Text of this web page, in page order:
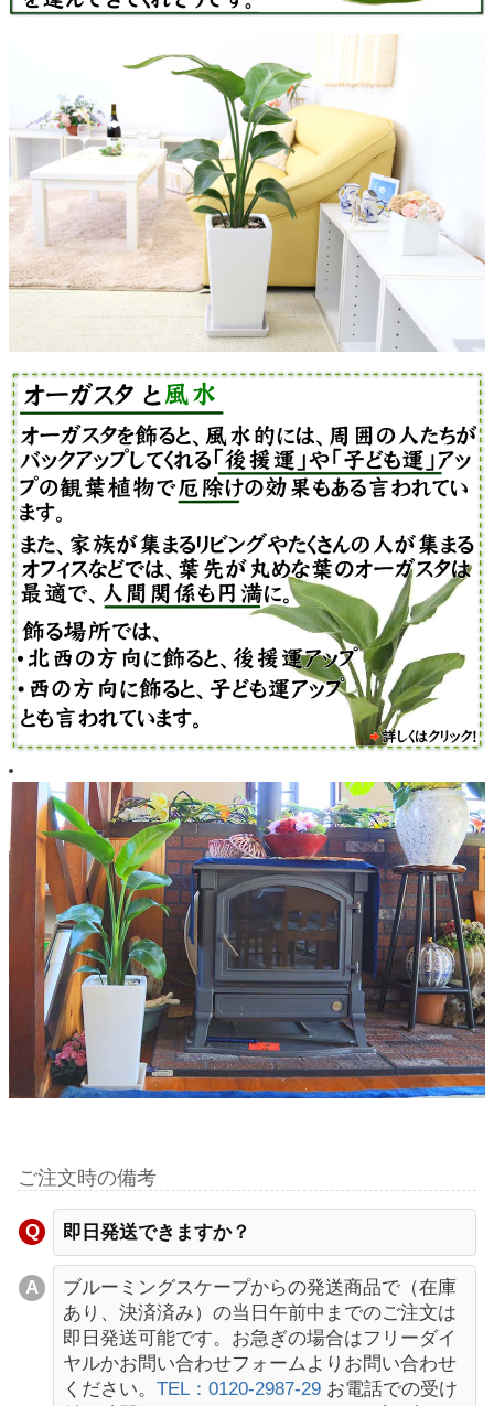
ご注文時の備考
即日発送できますか？
ブルーミングスケープからの発送商品で（在庫
あり、決済済み）の当日午前中までのご注文は
即日発送可能です。お急ぎの場合はフリーダイ
ヤルかお問い合わせフォームよりお問い合わせ
ください。 TEL：0120-2987-29 お電話での受け